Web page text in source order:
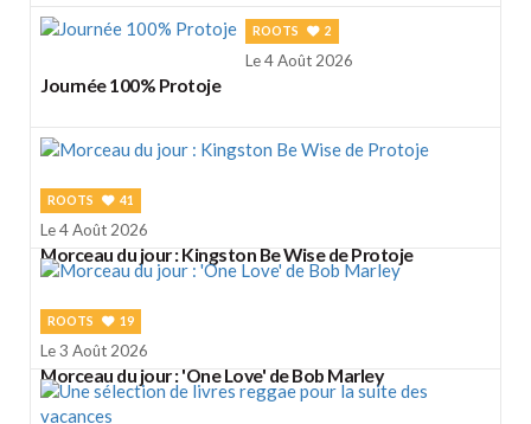
ROOTS 2
Le 4 Août 2026
Journée 100% Protoje
ROOTS 41
Le 4 Août 2026
Morceau du jour : Kingston Be Wise de Protoje
ROOTS 19
Le 3 Août 2026
Morceau du jour : 'One Love' de Bob Marley